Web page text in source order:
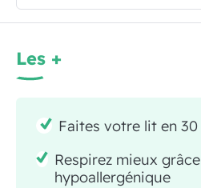
Les +
Faites votre lit en
Respirez mieux
hypoallergénique